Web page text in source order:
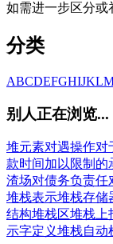
如需进一步区分或
分类
ABCDEFGHIJKL
别人正在浏览...
堆元素对遇操作对
款时间加以限制的
渣场对债务负责任
堆栈表示堆栈存储
结构堆栈区堆栈上
示字定义堆栈自动